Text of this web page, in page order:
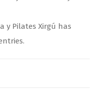
y Pilates Xirgú has